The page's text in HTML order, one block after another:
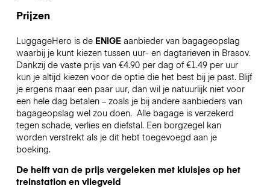
Prijzen
LuggageHero is de ENIGEaanbieder van bagageopslag
waarbij je kunt kiezen tussen uur- en dagtarieven in Brasov.
Dankzij de vaste prijs van €4.90 per dag of €1.49 per uur
kun je altijd kiezen voor de optie die het best bij je past. Blijf
je ergens maar een paar uur, dan wil je natuurlijk niet voor
een hele dag betalen – zoals je bij andere aanbieders van
bagageopslag wel zou doen. Alle bagage is verzekerd
tegen schade, verlies en diefstal. Een borgzegel kan
worden verstrekt als je dit hebt toegevoegd aan je
boeking.
De helft van de prijs vergeleken met kluisjes op het
treinstation en vliegveld